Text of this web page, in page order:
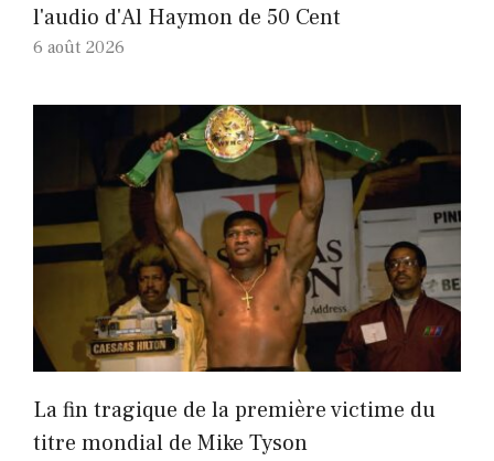
l'audio d'Al Haymon de 50 Cent
6 août 2026
La fin tragique de la première victime du
titre mondial de Mike Tyson